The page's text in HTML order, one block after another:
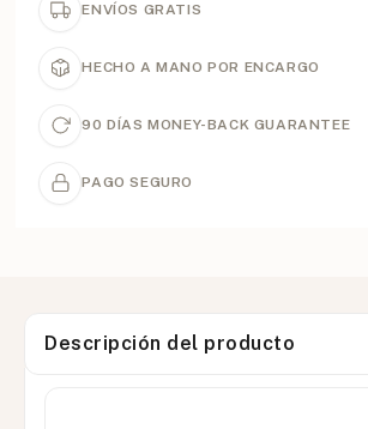
ENVÍOS GRATIS
HECHO A MANO POR ENCARGO
90 DÍAS MONEY-BACK GUARANTEE
PAGO SEGURO
Descripción del producto